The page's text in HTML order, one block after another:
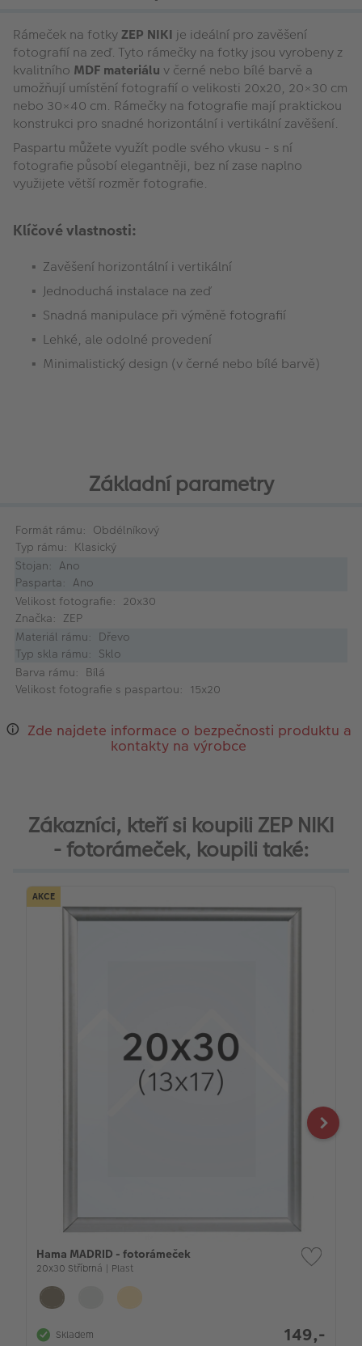
Rámeček na fotkyZEP NIKI je ideální pro zavěšení
fotografií na zeď. Tyto rámečky na fotky jsou vyrobeny z
kvalitního MDF materiálu v černé nebo bílé barvě a
umožňují umístění fotografií o velikosti 20x20, 20×30 cm
nebo 30×40 cm. Rámečky na fotografie mají praktickou
konstrukci pro snadné horizontální i vertikální zavěšení.
Paspartu můžete využít podle svého vkusu - s ní
fotografie působí elegantněji, bez ní zase naplno
využijete větší rozměr fotografie.
Klíčové vlastnosti:
Zavěšení horizontální i vertikální
Jednoduchá instalace na zeď
Snadná manipulace při výměně fotografií
Lehké, ale odolné provedení
Minimalistický design (v černé nebo bílé barvě)
Základní parametry
Formát rámu: Obdélníkový
Typ rámu: Klasický
Stojan: Ano
Pasparta: Ano
Velikost fotografie: 20x30
Značka: ZEP
Materiál rámu: Dřevo
Typ skla rámu: Sklo
Barva rámu: Bílá
Velikost fotografie s paspartou: 15x20
Zde najdete informace o bezpečnosti produktu a
kontakty na výrobce
Zákazníci, kteří si koupili ZEP NIKI
- fotorámeček, koupili také:
AKCE
Hama MADRID - fotorámeček
20x30 Stříbrná | Plast
Skladem 149,-